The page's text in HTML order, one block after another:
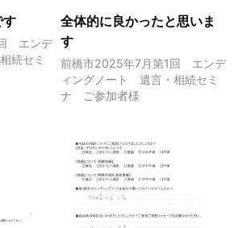
す
エンデ
続セミ
全体的に良かったと思いま
す
前橋市2025年7月第1回 エンデ
ィングノート 遺言・相続セミ
ナ ご参加者様